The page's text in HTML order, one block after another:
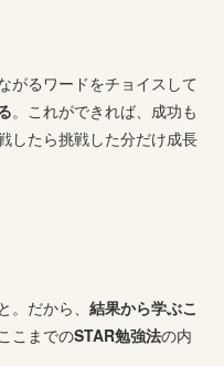
がるワードをチョイスして
。これができれば、成功も
したら挑戦した分だけ成長
。だから、結果から学ぶこ
こまでのSTAR勉強法の内